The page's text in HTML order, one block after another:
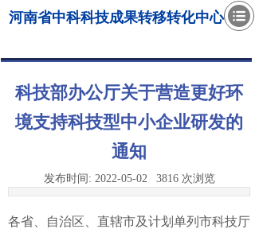
河南省中科科技成果转移转化中心
科技部办公厅关于营造更好环
境支持科技型中小企业研发的
通知
发布时间: 2022-05-02 3816 次浏览
各省、自治区、直辖市及计划单列市科技厅